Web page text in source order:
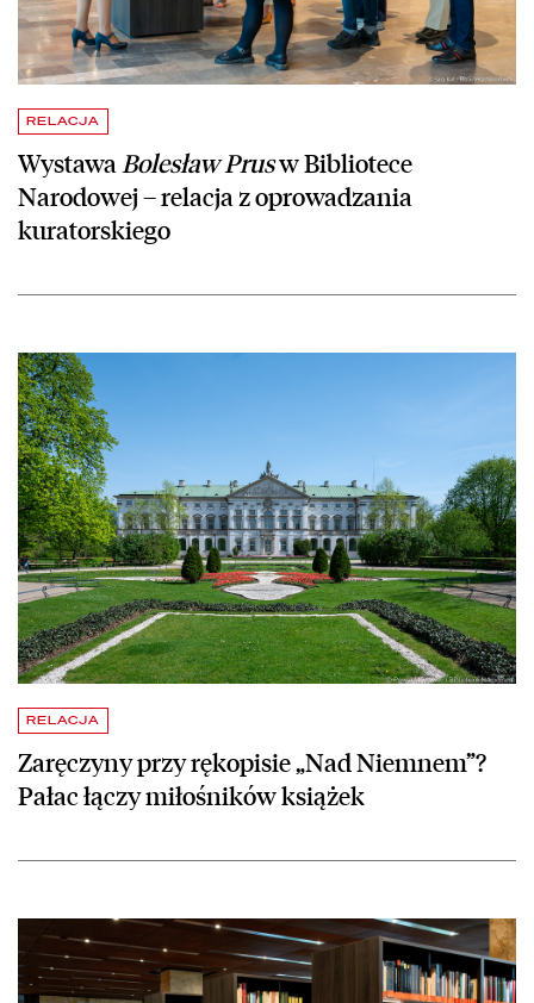
RELACJA
Wystawa Bolesław Prusw Bibliotece
Narodowej – relacja z oprowadzania
kuratorskiego
RELACJA
Zaręczyny przy rękopisie „Nad Niemnem”?
Pałac łączy miłośników książek
czytaj więcej o Zaręczyny przy rękopisie „Nad Niemnem”? Pałac
czytaj więcej o Wzrost liczby czytelników